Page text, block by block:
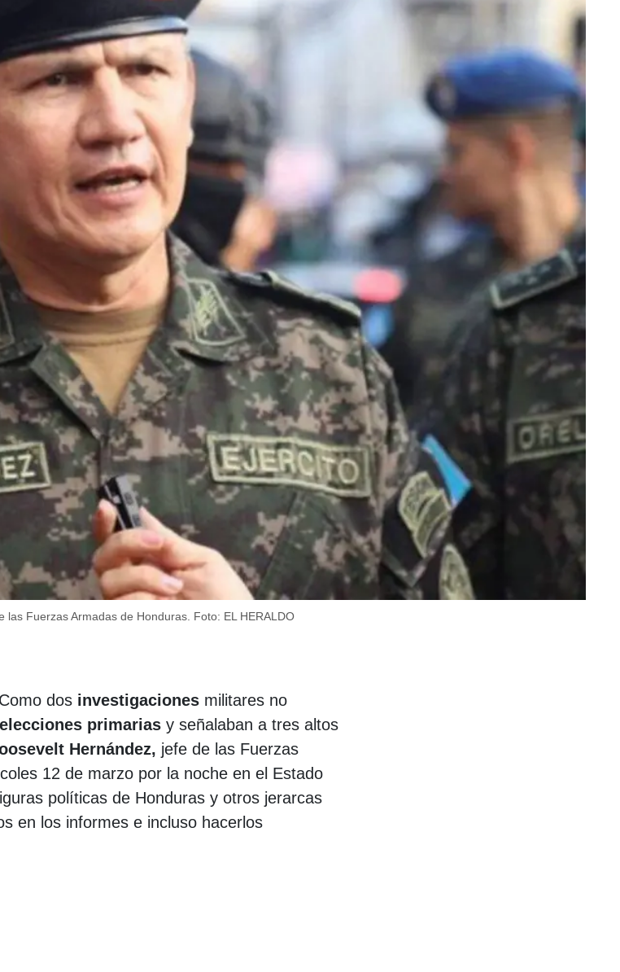
las Fuerzas Armadas de Honduras. Foto: EL HERALDO
Como dos investigaciones militares no
elecciones primarias y señalaban a tres altos
Hernández, jefe de las Fuerzas
12 de marzo por la noche en el Estado
políticas de Honduras y otros jerarcas
en los informes e incluso hacerlos